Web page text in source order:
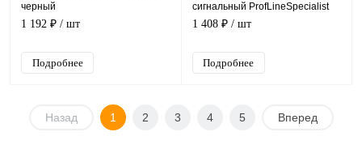
черный
1 192 ₽ / шт
Подробнее
сигнальный ProfLineSpecialist
СОП (ПВХ,210), оранжевый
1 408 ₽ / шт
Подробнее
Назад 1 2 3 4 5 Вперед